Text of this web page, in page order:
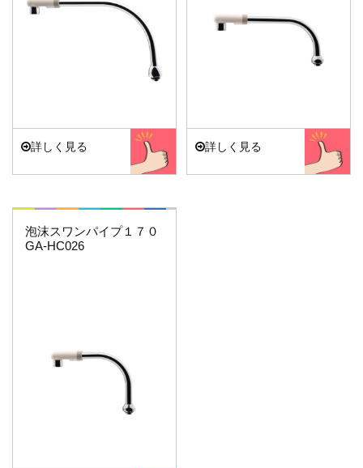
詳しく見る 詳しく見る
泡沫スワンパイプ１７０
GA-HC026